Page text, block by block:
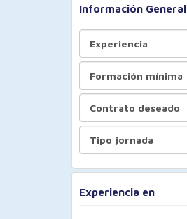
Información General
Experiencia en